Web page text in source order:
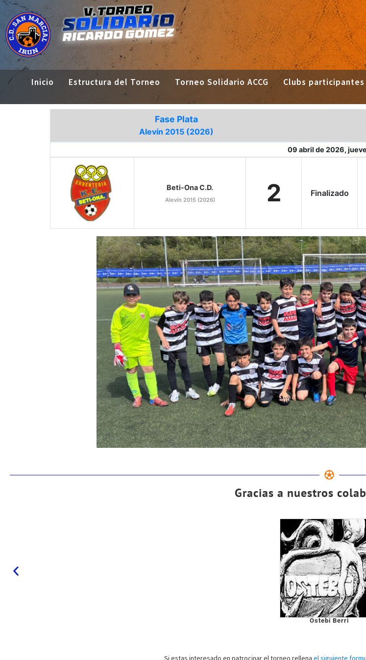
Inicio Estructura del Torneo Torneo Solidario ACCG Clubs participantes
Fase Plata
Alevín 2015 (2026)
09 abril de 2026,
Beti-Ona C.D.
Alevín 2015 (2026) 2 Finalizado
Gracias a nuestros
Ostebi Berri
Si estas interesado en patrocinar el torneo rellena el siguiente